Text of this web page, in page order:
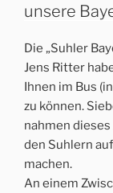
unsere
Die „Suhler
Jens Ritter
Ihnen im Bus
zu können.
nahmen
den Suhlern
machen.
An einem